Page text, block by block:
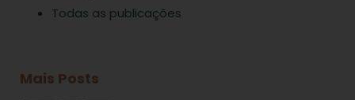
Todas as publicações
Mais Posts